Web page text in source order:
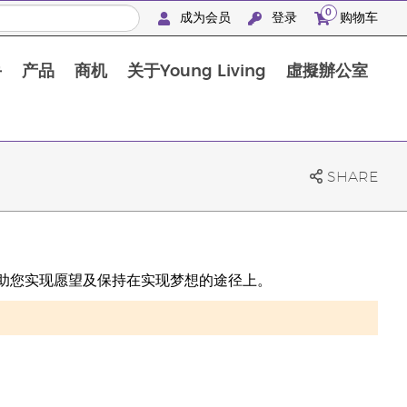
成为会员 登录 0 购物车
产品 商机 关于Young Living 虛擬辦公室
SHARE
实现愿望及保持在实现梦想的途径上。